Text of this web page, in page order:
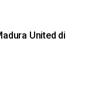
United di